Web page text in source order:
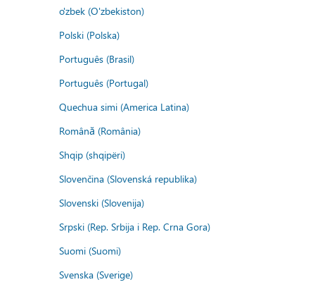
o'zbek (O'zbekiston)
Polski (Polska)
Português (Brasil)
Português (Portugal)
Quechua simi (America Latina)
Română (România)
Shqip (shqipëri)
Slovenčina (Slovenská republika)
Slovenski (Slovenija)
Srpski (Rep. Srbija i Rep. Crna Gora)
Suomi (Suomi)
Svenska (Sverige)